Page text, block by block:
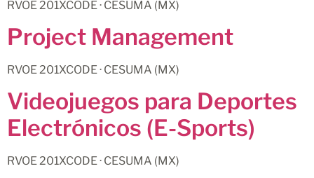
RVOE 201XCODE · CESUMA (MX)
Project Management
RVOE 201XCODE · CESUMA (MX)
Videojuegos para Deportes
Electrónicos (E-Sports)
RVOE 201XCODE · CESUMA (MX)